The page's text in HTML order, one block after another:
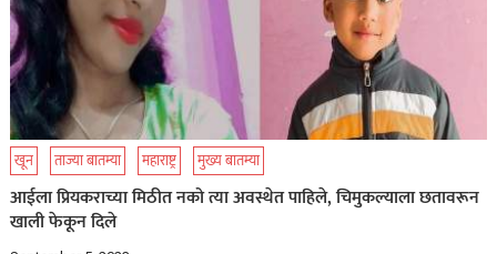
खून ताज्या बातम्या महाराष्ट्र मुख्य बातम्या
आईला प्रियकराच्या मिठीत नको त्या अवस्थेत पाहिले, चिमुकल्याला छतावरून
खाली फेकून दिले